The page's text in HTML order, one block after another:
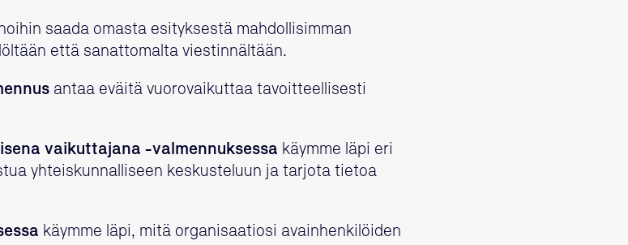
saada omasta esityksestä mahdollisimman
että sanattomalta viestinnältään.
antaa eväitä vuorovaikuttaa tavoitteellisesti
vaikuttajana -valmennuksessa käymme läpi eri
yhteiskunnalliseen keskusteluun ja tarjota tietoa
käymme läpi, mitä organisaatiosi avainhenkilöiden